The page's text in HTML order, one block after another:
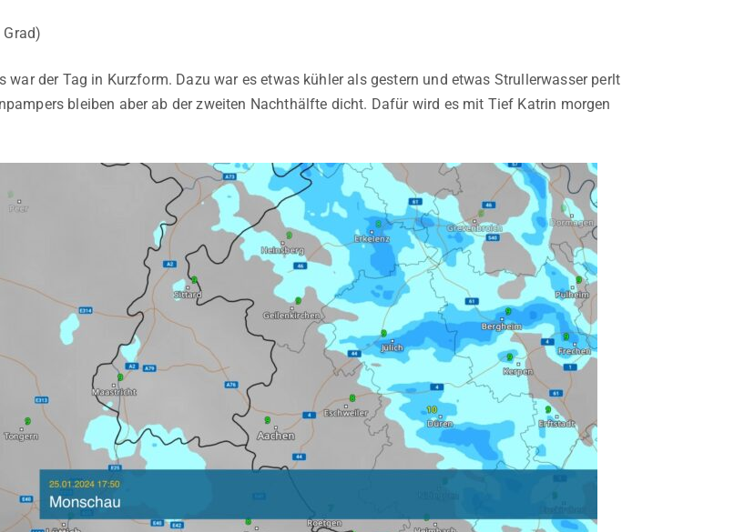
war der Tag in Kurzform. Dazu war es etwas kühler als gestern und etwas Strullerwasser perlt
bleiben aber ab der zweiten Nachthälfte dicht. Dafür wird es mit Tief Katrin morgen